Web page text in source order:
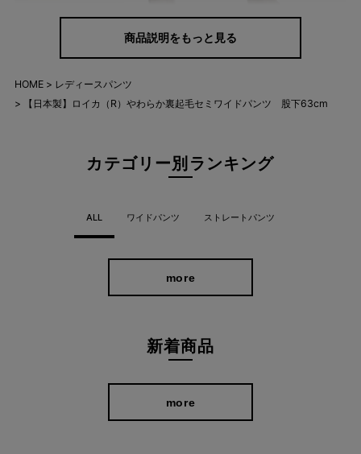
安心。 肌にやさしくフィットするきめ細やかな肌触りも魅力で
商品説明をもっと見る
HOME
レディースパンツ
【日本製】ロイカ（R）やわらか裏起毛セミワイドパンツ 股下63cm
カテゴリー別ランキング
ALL ワイドパンツ ストレートパンツ
more
新着商品
more